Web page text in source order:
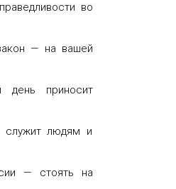
во
— на вашей
приносит
служит людям и
— стоять на